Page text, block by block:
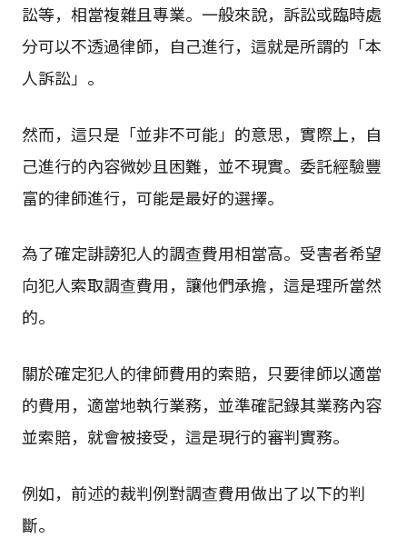
訟等，相當複雜且專業。一般來說，訴訟或臨時處
分可以不透過律師，自己進行，這就是所謂的「本
人訴訟」。
然而，這只是「並非不可能」的意思，實際上，自
己進行的內容微妙且困難，並不現實。委託經驗豐
富的律師進行，可能是最好的選擇。
為了確定誹謗犯人的調查費用相當高。受害者希望
向犯人索取調查費用，讓他們承擔，這是理所當然
的。
關於確定犯人的律師費用的索賠，只要律師以適當
的費用，適當地執行業務，並準確記錄其業務內容
並索賠，就會被接受，這是現行的審判實務。
例如，前述的裁判例對調查費用做出了以下的判
斷。